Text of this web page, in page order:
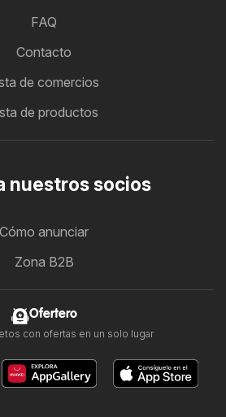
FAQ
Contacto
de comercios
de productos
nuestros socios
Cómo anunciar
Zona B2B
Ofertero
con ofertas en un solo lugar